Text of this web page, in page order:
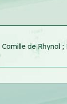
Camille de Rhynal ;